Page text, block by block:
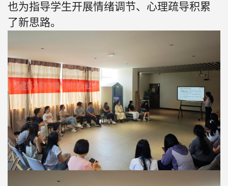
也为指导学生开展情绪调节、心理疏导积累
了新思路。